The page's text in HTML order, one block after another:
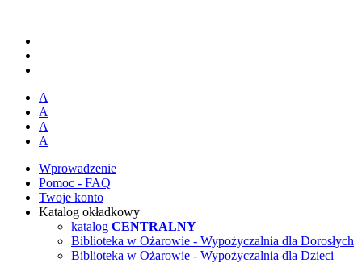
A
A
A
A
Wprowadzenie
Pomoc - FAQ
Twoje konto
Katalog okładkowy
katalog CENTRALNY
Biblioteka w Ożarowie - Wypożyczalnia dla Dorosłych
Biblioteka w Ożarowie - Wypożyczalnia dla Dzieci